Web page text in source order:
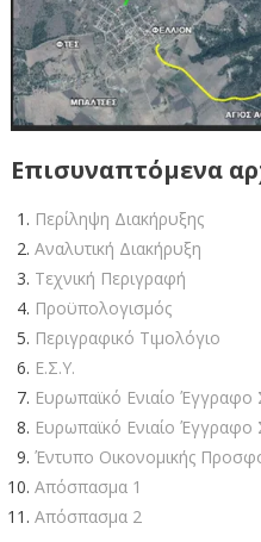
Επισυναπτόμενα
Περίληψη Διακήρυξης
Αναλυτική Διακήρυξη
Τεχνική Περιγραφή
Προϋπολογισμός
Περιγραφικό Τιμολόγιο
Ε.Σ.Υ.
Ευρωπαϊκό Ενιαίο
Ευρωπαϊκό Ενιαίο
Έντυπο Οικονομικής
Απόσπασμα 1
Απόσπασμα 2